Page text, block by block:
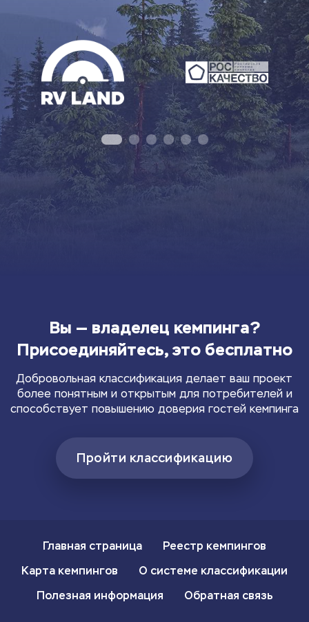
Вы — владелец кемпинга?
Присоединяйтесь, это бесплатно
Добровольная классификация делает ваш проект
более понятным и открытым для потребителей и
способствует повышению доверия гостей кемпинга
Пройти классификацию
Главная страница
Реестр кемпингов
Карта кемпингов
О системе классификации
Полезная информация
Обратная связь